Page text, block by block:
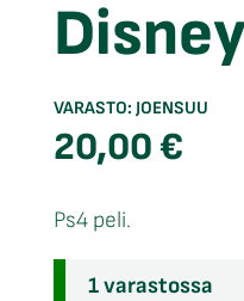
VARASTO: JOENSUU
20,00€
Ps4 peli.
1 varastossa